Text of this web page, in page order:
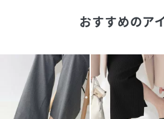
(251-05-9828-IV-225
おすすめのア